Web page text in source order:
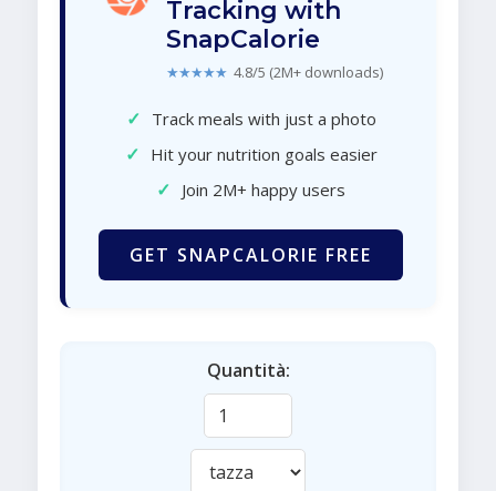
Tracking with
SnapCalorie
★★★★★ 4.8/5 (2M+ downloads)
✓ Track meals with just a photo
✓ Hit your nutrition goals easier
✓ Join 2M+ happy users
GET SNAPCALORIE FREE
Quantità: